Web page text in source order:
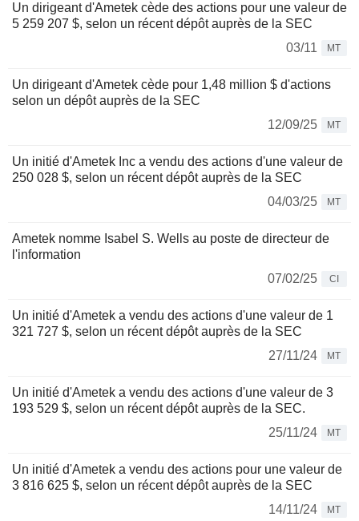
Un dirigeant d'Ametek cède des actions pour une valeur de
5 259 207 $, selon un récent dépôt auprès de la SEC
03/11
MT
Un dirigeant d'Ametek cède pour 1,48 million $ d'actions
selon un dépôt auprès de la SEC
12/09/25
MT
Un initié d'Ametek Inc a vendu des actions d'une valeur de
250 028 $, selon un récent dépôt auprès de la SEC
04/03/25
MT
Ametek nomme Isabel S. Wells au poste de directeur de
l'information
07/02/25
CI
Un initié d'Ametek a vendu des actions d'une valeur de 1
321 727 $, selon un récent dépôt auprès de la SEC
27/11/24
MT
Un initié d'Ametek a vendu des actions d'une valeur de 3
193 529 $, selon un récent dépôt auprès de la SEC.
25/11/24
MT
Un initié d'Ametek a vendu des actions pour une valeur de
3 816 625 $, selon un récent dépôt auprès de la SEC
14/11/24
MT